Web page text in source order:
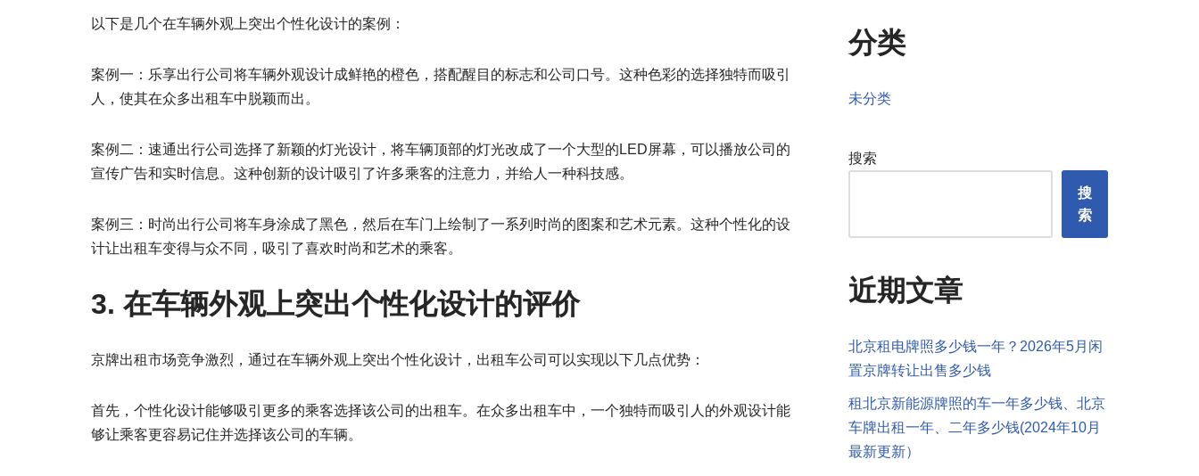
以下是几个在车辆外观上突出个性化设计的案例：
案例一：乐享出行公司将车辆外观设计成鲜艳的橙色，搭配醒目的标志和公司口号。这种色彩的选择独特而吸引
人，使其在众多出租车中脱颖而出。
案例二：速通出行公司选择了新颖的灯光设计，将车辆顶部的灯光改成了一个大型的LED屏幕，可以播放公司的
宣传广告和实时信息。这种创新的设计吸引了许多乘客的注意力，并给人一种科技感。
案例三：时尚出行公司将车身涂成了黑色，然后在车门上绘制了一系列时尚的图案和艺术元素。这种个性化的设
计让出租车变得与众不同，吸引了喜欢时尚和艺术的乘客。
3. 在车辆外观上突出个性化设计的评价
京牌出租市场竞争激烈，通过在车辆外观上突出个性化设计，出租车公司可以实现以下几点优势：
首先，个性化设计能够吸引更多的乘客选择该公司的出租车。在众多出租车中，一个独特而吸引人的外观设计能
够让乘客更容易记住并选择该公司的车辆。
分类
未分类
搜索
搜
索
近期文章
北京租电牌照多少钱一年？2026年5月闲
置京牌转让出售多少钱
租北京新能源牌照的车一年多少钱、北京
车牌出租一年、二年多少钱(2024年10月
最新更新）